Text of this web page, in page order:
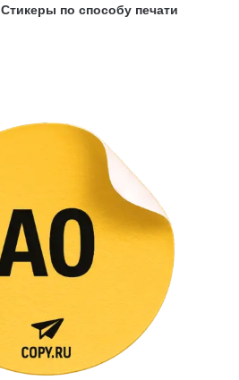
Стикеры по способу печати